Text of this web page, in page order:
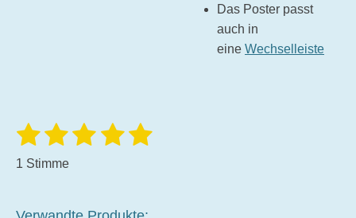
Das Poster passt
auch in
eine Wechselleiste
B
w
r
1
S
e
2
S
e
3
e
4
e
5
e
B
1 Stimme